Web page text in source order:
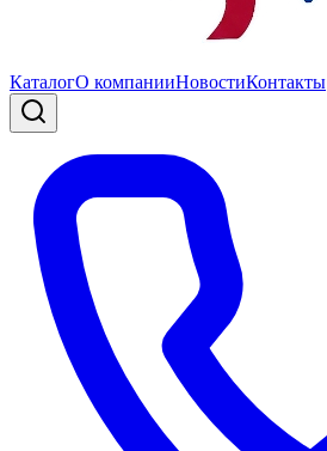
КаталогО компанииНовостиКонтакты